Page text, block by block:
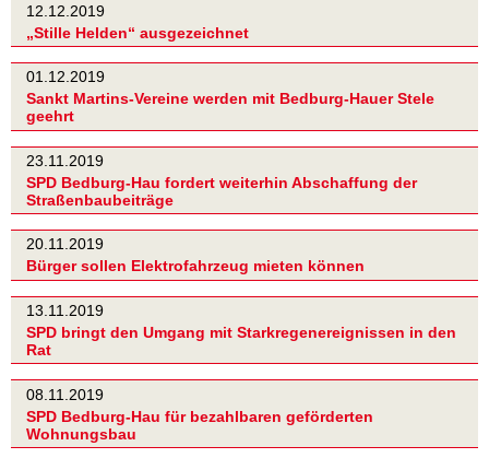
12.12.2019
„Stille Helden“ ausgezeichnet
01.12.2019
Sankt Martins-Vereine werden mit Bedburg-Hauer Stele
geehrt
23.11.2019
SPD Bedburg-Hau fordert weiterhin Abschaffung der
Straßenbaubeiträge
20.11.2019
Bürger sollen Elektrofahrzeug mieten können
13.11.2019
SPD bringt den Umgang mit Starkregenereignissen in den
Rat
08.11.2019
SPD Bedburg-Hau für bezahlbaren geförderten
Wohnungsbau